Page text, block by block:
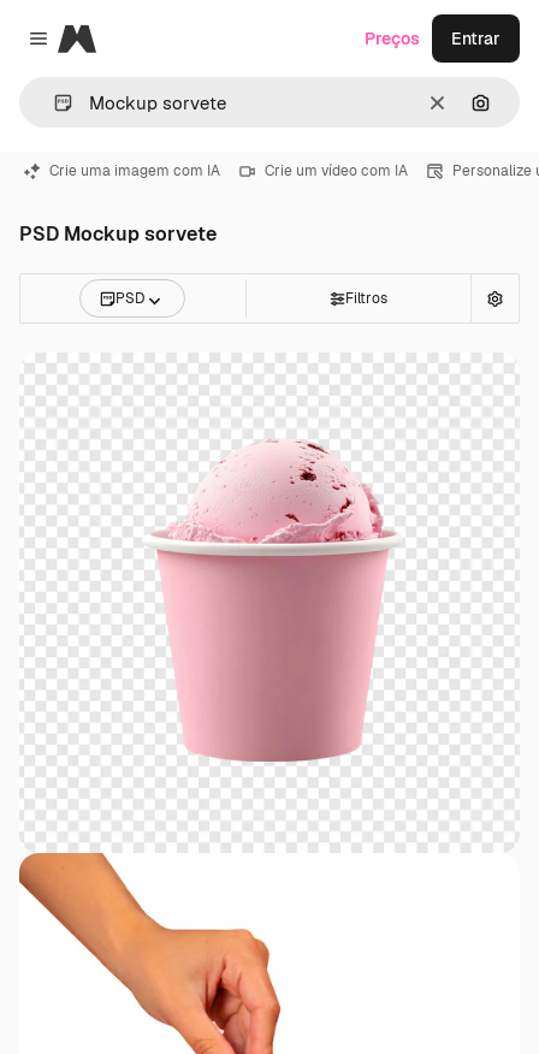
Close menu
Magnific
Limpar
Preços Entrar
Crie uma imagem com IA Crie um vídeo com IA Personalize
PSD Mockup sorvete
PSD Filtros